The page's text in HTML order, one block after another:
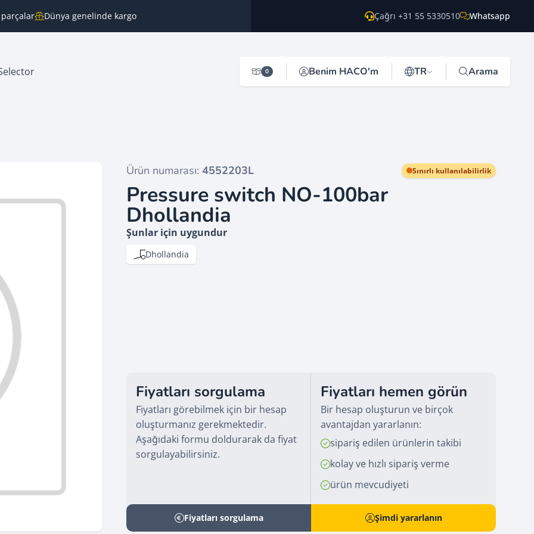
Dünya genelinde kargo Çağrı +31 55 5330510 Whatsapp
0 Benim HACO'm TR Arama
Ürün numarası: 4552203L Sınırlı kullanılabilirlik
Pressure switch NO-100bar
Dhollandia
Şunlar için uygundur
Dhollandia
Fiyatları sorgulama
Fiyatları görebilmek için bir hesap
oluşturmanız gerekmektedir.
Aşağıdaki formu doldurarak da fiyat
sorgulayabilirsiniz.
Fiyatları sorgulama
Fiyatları hemen görün
Bir hesap oluşturun ve birçok
avantajdan yararlanın:
sipariş edilen ürünlerin takibi
kolay ve hızlı sipariş verme
ürün mevcudiyeti
Şimdi yararlanın